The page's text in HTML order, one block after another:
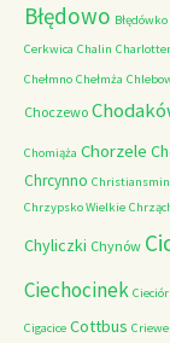
Błędowo Błędówko
Cerkwica Chalin
Chełmno Chełmża
Choczewo
Chomiąża Chorzele
Chrcynno
Chrzypsko Wielkie
Chyliczki Chynów
Ciechocinek
Cigacice Cottbus